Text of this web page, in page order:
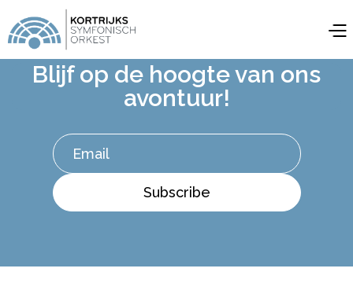
Blijf op de hoogte van ons
avontuur!